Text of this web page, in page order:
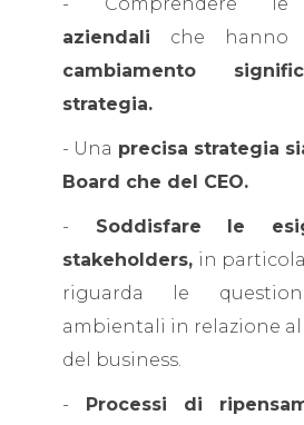
aziendali che hanno
cambiamento
strategia.
- Una precisa strategia
Board che del CEO.
- Soddisfare le
stakeholders, in
riguarda le
ambientali in relazione
del business.
- Processi di